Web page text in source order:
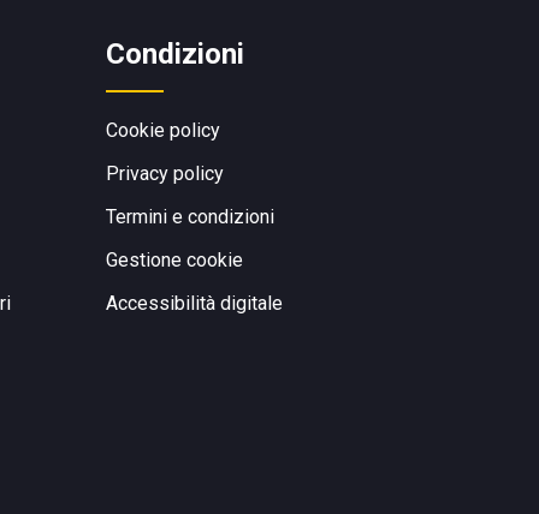
Condizioni
Cookie policy
Privacy policy
Termini e condizioni
Gestione cookie
Accessibilità digitale